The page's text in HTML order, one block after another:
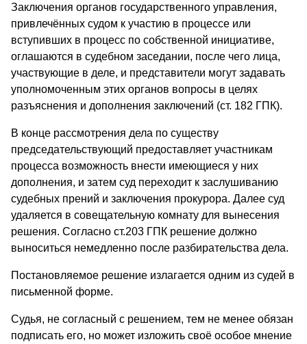
Заключения органов государственного управления,
привлечённых судом к участию в процессе или
вступивших в процесс по собственной инициативе,
оглашаются в судебном заседании, после чего лица,
участвующие в деле, и представители могут задавать
уполномоченным этих органов вопросы в целях
разъяснения и дополнения заключений (ст. 182 ГПК).
В конце рассмотрения дела по существу
председательствующий предоставляет участникам
процесса возможность внести имеющиеся у них
дополнения, и затем суд переходит к заслушиванию
судебных прений и заключения прокурора. Далее суд
удаляется в совещательную комнату для вынесения
решения. Согласно ст.203 ГПК решение должно
выноситься немедленно после разбирательства дела.
Постановляемое решение излагается одним из судей в
письменной форме.
Судья, не согласный с решением, тем не менее обязан
подписать его, но может изложить своё особое мнение